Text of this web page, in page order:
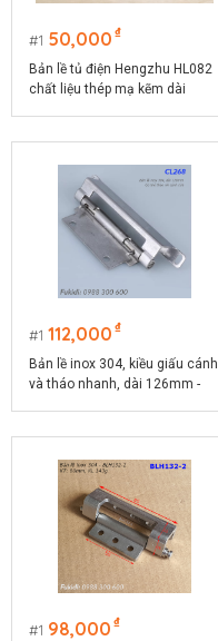
1 50,000 ₫
Bản lề tủ điện Hengzhu HL082
chất liệu thép mạ kẽm dài
1 112,000 ₫
Bản lề inox 304, kiều giấu cánh
và tháo nhanh, dài 126mm -
1 98,000 ₫